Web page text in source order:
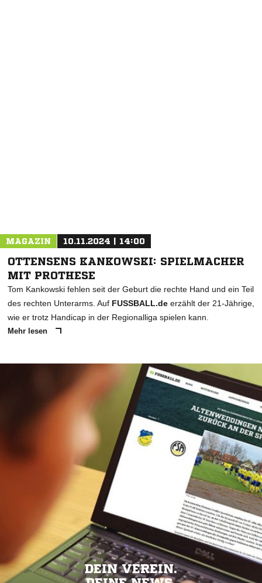
MAGAZIN 10.11.2024 | 14:00
OTTENSENS KANKOWSKI: SPIELMACHER
MIT PROTHESE
Tom Kankowski fehlen seit der Geburt die rechte Hand und ein Teil
des rechten Unterarms. Auf FUSSBALL.de erzählt der 21-Jährige,
wie er trotz Handicap in der Regionalliga spielen kann.
Mehr lesen
DEIN VEREIN.